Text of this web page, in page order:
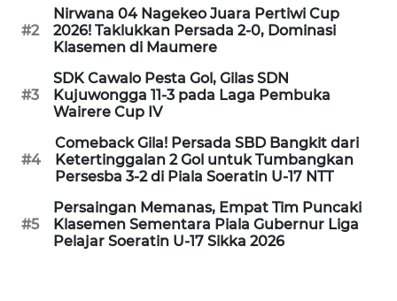
#2
Nirwana 04 Nagekeo Juara Pertiwi Cup
2026! Taklukkan Persada 2-0, Dominasi
Klasemen di Maumere
#3
SDK Cawalo Pesta Gol, Gilas SDN
Kujuwongga 11-3 pada Laga Pembuka
Wairere Cup IV
#4
Comeback Gila! Persada SBD Bangkit dari
Ketertinggalan 2 Gol untuk Tumbangkan
Persesba 3-2 di Piala Soeratin U-17 NTT
#5
Persaingan Memanas, Empat Tim Puncaki
Klasemen Sementara Piala Gubernur Liga
Pelajar Soeratin U-17 Sikka 2026
WN
PRIANGAN
TIMUR
WN
SEMARANG
WN
SOLO
WN
BOROBUDUR